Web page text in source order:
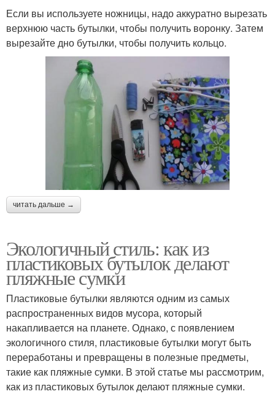
Если вы используете ножницы, надо аккуратно вырезать
верхнюю часть бутылки, чтобы получить воронку. Затем
вырезайте дно бутылки, чтобы получить кольцо.
читать дальше →
Экологичный стиль: как из
пластиковых бутылок делают
пляжные сумки
Пластиковые бутылки являются одним из самых
распространенных видов мусора, который
накапливается на планете. Однако, с появлением
экологичного стиля, пластиковые бутылки могут быть
переработаны и превращены в полезные предметы,
такие как пляжные сумки. В этой статье мы рассмотрим,
как из пластиковых бутылок делают пляжные сумки.